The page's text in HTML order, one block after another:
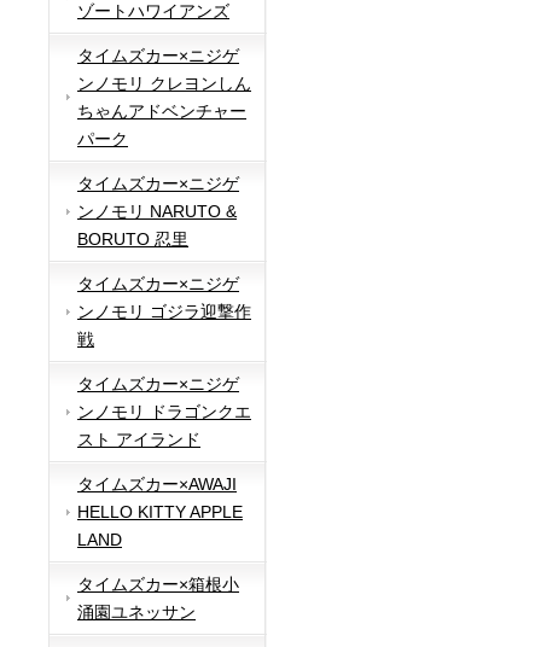
ゾートハワイアンズ
タイムズカー×ニジゲ
ンノモリ クレヨンしん
ちゃんアドベンチャー
パーク
タイムズカー×ニジゲ
ンノモリ NARUTO &
BORUTO 忍里
タイムズカー×ニジゲ
ンノモリ ゴジラ迎撃作
戦
タイムズカー×ニジゲ
ンノモリ ドラゴンクエ
スト アイランド
タイムズカー×AWAJI
HELLO KITTY APPLE
LAND
タイムズカー×箱根小
涌園ユネッサン